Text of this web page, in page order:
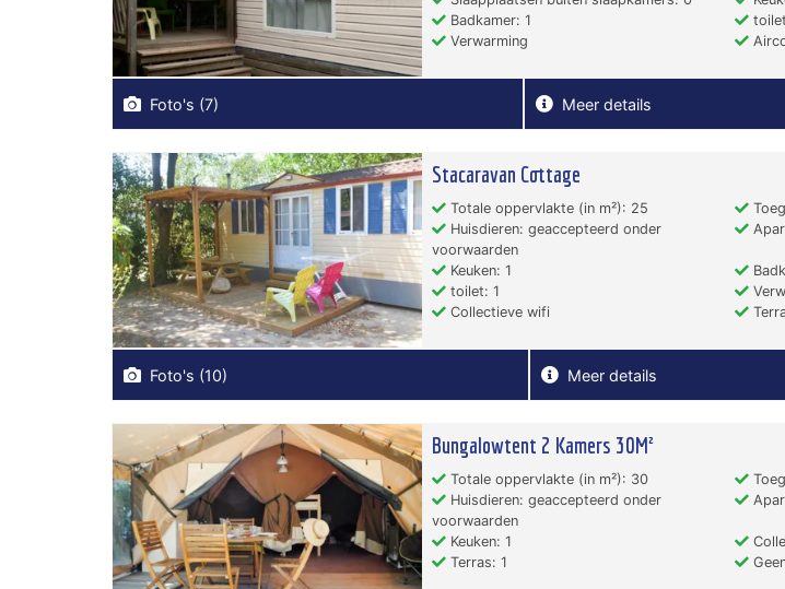
Badkamer: 1
Verwarming
Foto's (7) Meer details
Stacaravan Cottage
Totale oppervlakte (in m²): 25
Huisdieren: geaccepteerd onder
voorwaarden
Keuken: 1
toilet: 1
Collectieve wifi
Foto's (10) Meer details
Bungalowtent 2 Kamers 30M²
Totale oppervlakte (in m²): 30
Huisdieren: geaccepteerd onder
voorwaarden
Keuken: 1
Terras: 1